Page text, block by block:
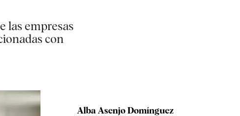
las empresas
con
Alba Asenjo Domínguez